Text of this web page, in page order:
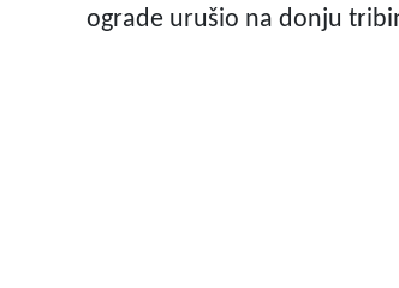
ograde urušio na donju